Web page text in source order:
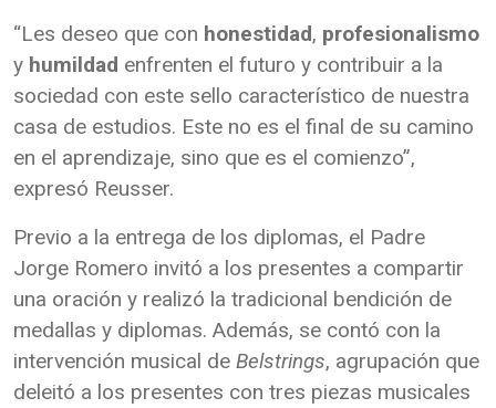
“Les deseo que con honestidad, profesionalismo
y humildad enfrenten el futuro y contribuir a la
sociedad con este sello característico de nuestra
casa de estudios. Este no es el final de su camino
en el aprendizaje, sino que es el comienzo”,
expresó Reusser.
Previo a la entrega de los diplomas, el Padre
Jorge Romero invitó a los presentes a compartir
una oración y realizó la tradicional bendición de
medallas y diplomas. Además, se contó con la
intervención musical de Belstrings, agrupación que
deleitó a los presentes con tres piezas musicales